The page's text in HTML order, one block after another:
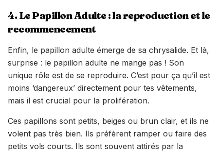
4. Le Papillon Adulte : la reproduction et le
recommencement
Enfin, le papillon adulte émerge de sa chrysalide. Et là,
surprise : le papillon adulte ne mange pas ! Son
unique rôle est de se reproduire. C’est pour ça qu’il est
moins ‘dangereux’ directement pour tes vêtements,
mais il est crucial pour la prolifération.
Ces papillons sont petits, beiges ou brun clair, et ils ne
volent pas très bien. Ils préfèrent ramper ou faire des
petits vols courts. Ils sont souvent attirés par la